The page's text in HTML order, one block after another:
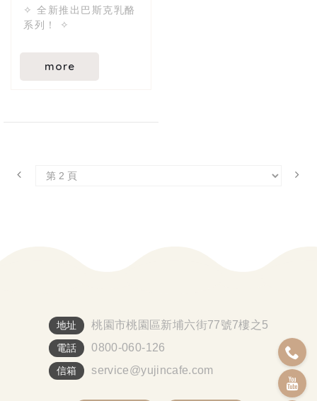
☁ 與你相芋（芋頭）
$75
疊，口感紮實不膩口。
限量供應，售完為止！
⁽⁽٩(๑˃̶͈̀ ᗨ ˂̶͈́)۶⁾⁾
✧ 全新推出巴斯克乳酪
系列！ ✧
more
地址 桃園市桃園區新埔六街77號7樓之5
電話 0800-060-126
信箱 service@yujincafe.com